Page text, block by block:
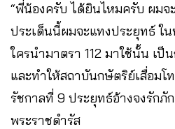
“พี่น้องครับ ได้ยินไหมครับ ผมจ
ประเด็นนี้ผมจะแทงประยุทธ์ ใ
ใครนำมาตรา 112 มาใช้นั้น เป็
และทำให้สถาบันกษัตริย์เสื่อมโ
รัชกาลที่ 9 ประยุทธ์อ้างจงรักภั
พระราชดำรัส